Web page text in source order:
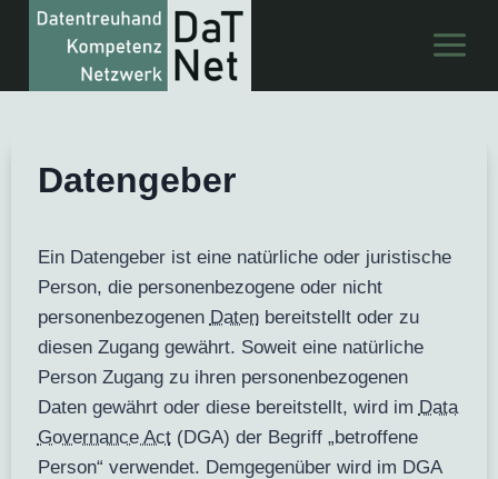
Datengeber
Ein Datengeber ist eine natürliche oder juristische
Person, die personenbezogene oder nicht
personenbezogenen Datenbereitstellt oder zu
diesen Zugang gewährt. Soweit eine natürliche
Person Zugang zu ihren personenbezogenen
Daten gewährt oder diese bereitstellt, wird im Data
Governance Act(DGA) der Begriff „betroffene
Person“ verwendet. Demgegenüber wird im DGA